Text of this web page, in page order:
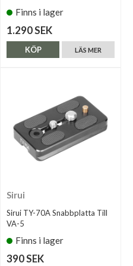
Finns i lager
1.290 SEK
LÄS MER
KÖP
Sirui
Sirui TY-70A Snabbplatta Till
VA-5
Finns i lager
390 SEK